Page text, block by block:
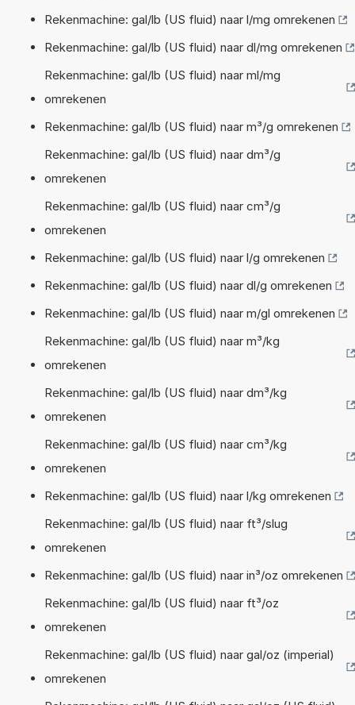
Rekenmachine: gal/lb (US fluid) naar l/mg omrekenen
Rekenmachine: gal/lb (US fluid) naar dl/mg omrekenen
Rekenmachine: gal/lb (US fluid) naar ml/mg
omrekenen
Rekenmachine: gal/lb (US fluid) naar m³/g omrekenen
Rekenmachine: gal/lb (US fluid) naar dm³/g
omrekenen
Rekenmachine: gal/lb (US fluid) naar cm³/g
omrekenen
Rekenmachine: gal/lb (US fluid) naar l/g omrekenen
Rekenmachine: gal/lb (US fluid) naar dl/g omrekenen
Rekenmachine: gal/lb (US fluid) naar m/gl omrekenen
Rekenmachine: gal/lb (US fluid) naar m³/kg
omrekenen
Rekenmachine: gal/lb (US fluid) naar dm³/kg
omrekenen
Rekenmachine: gal/lb (US fluid) naar cm³/kg
omrekenen
Rekenmachine: gal/lb (US fluid) naar l/kg omrekenen
Rekenmachine: gal/lb (US fluid) naar ft³/slug
omrekenen
Rekenmachine: gal/lb (US fluid) naar in³/oz omrekenen
Rekenmachine: gal/lb (US fluid) naar ft³/oz
omrekenen
Rekenmachine: gal/lb (US fluid) naar gal/oz (imperial)
omrekenen